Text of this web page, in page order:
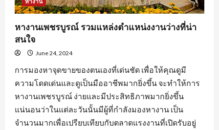
หางานเพชรบูรณ์ รวมแหล่งตำแหน่งงานว่างที่น่า
สนใจ
June 24, 2024
การมองหาจุดขายของตนเองที่เด่นชัด เพื่อให้คุณดูมี
ความโดดเด่นและดูเป็นมืออาชีพมากยิ่งขึ้น จะทำให้การ
หางานเพชรบูรณ์ ง่ายและมีประสิทธิภาพมากยิ่งขึ้น
แน่นอนว่าในแต่ละวันนั้นมีผู้ที่กำลังมองหางาน เป็น
จำนวนมากเพื่อเปรียบเทียบกับตลาดแรงงานที่เปิดรับอยู่